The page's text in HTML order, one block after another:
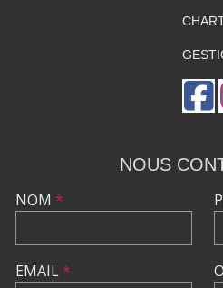
NOUS
NOM *
EMAIL*